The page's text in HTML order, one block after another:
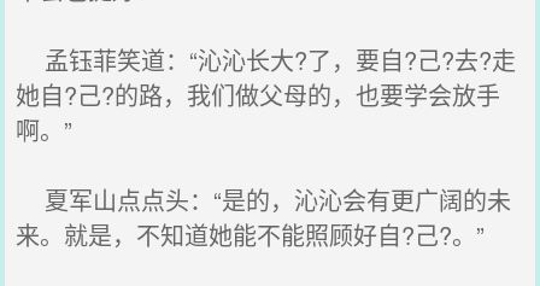
孟钰菲笑道：“沁沁长大?了，要自?己?去?走
她自?己?的路，我们做父母的，也要学会放手
啊。”
夏军山点点头：“是的，沁沁会有更广阔的未
来。就是，不知道她能不能照顾好自?己?。”